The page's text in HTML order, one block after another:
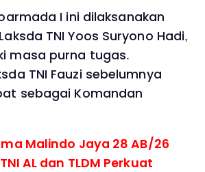
I ini dilaksanakan
TNI Yoos Suryono Hadi,
masa purna tugas.
TNI Fauzi sebelumnya
sebagai Komandan
Malindo Jaya 28 AB/26
AL dan TLDM Perkuat